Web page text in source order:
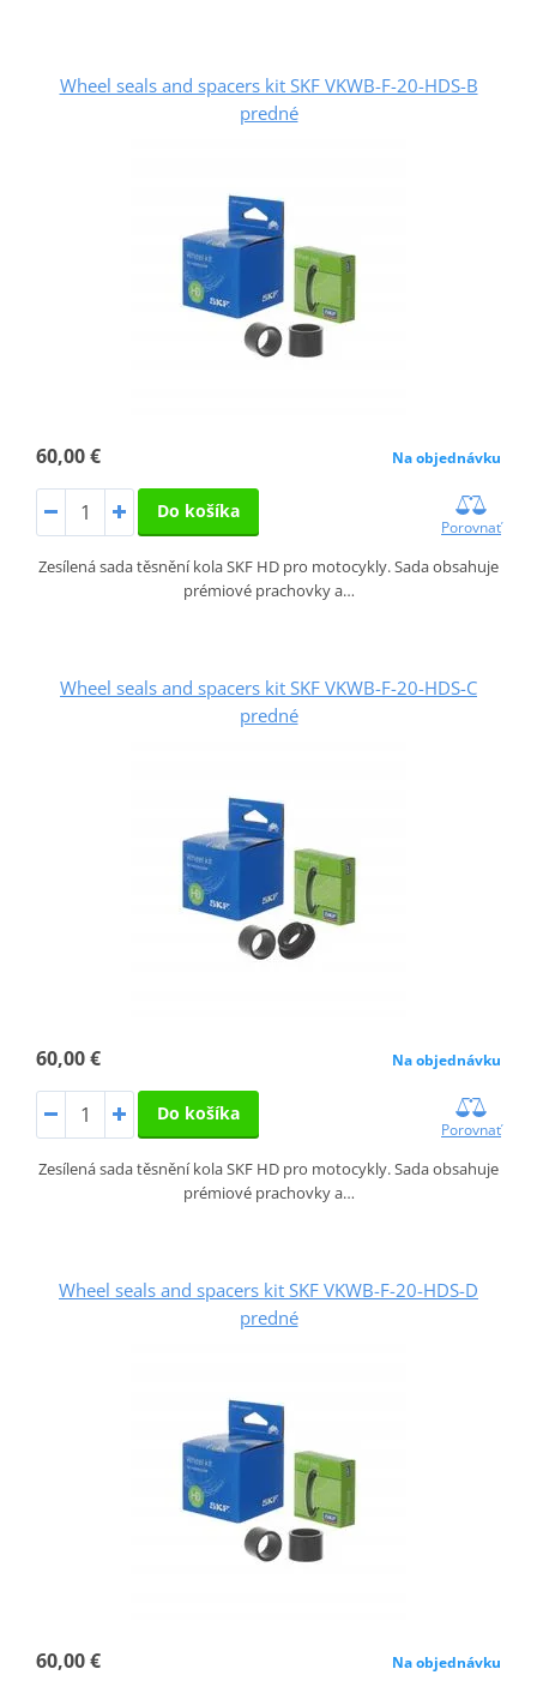
Wheel seals and spacers kit SKF VKWB-F-20-HDS-B
predné
60,00 € Na objednávku
Do košíka
Porovnať
Zesílená sada těsnění kola SKF HD pro motocykly. Sada obsahuje
prémiové prachovky a…
Wheel seals and spacers kit SKF VKWB-F-20-HDS-C
predné
60,00 € Na objednávku
Do košíka
Porovnať
Zesílená sada těsnění kola SKF HD pro motocykly. Sada obsahuje
prémiové prachovky a…
Wheel seals and spacers kit SKF VKWB-F-20-HDS-D
predné
60,00 € Na objednávku